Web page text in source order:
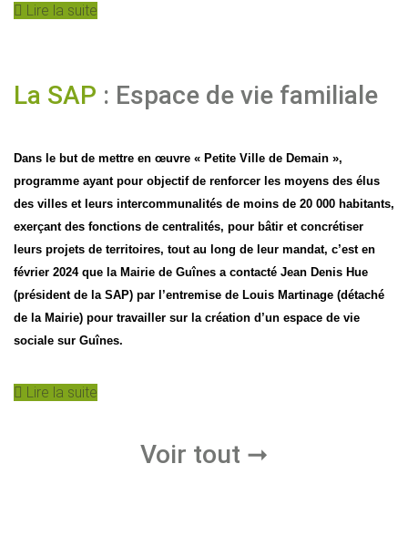
Lire la suite
La SAP : Espace de vie familiale
Dans le but de mettre en œuvre « Petite Ville de Demain »,
programme ayant pour objectif de renforcer les moyens des élus
des villes et leurs intercommunalités de moins de 20 000 habitants,
exerçant des fonctions de centralités, pour bâtir et concrétiser
leurs projets de territoires, tout au long de leur mandat, c’est en
février 2024 que la Mairie de Guînes a contacté Jean Denis Hue
(président de la SAP) par l’entremise de Louis Martinage (détaché
de la Mairie) pour travailler sur la création d’un espace de vie
sociale sur Guînes.
Lire la suite
Voir tout ➞